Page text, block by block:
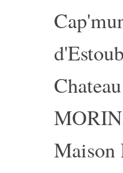
MORIN
Maison